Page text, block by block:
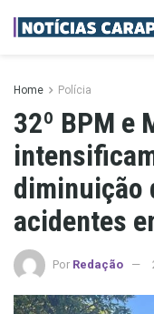
Home Polícia
32º BPM e
diminuição
acidentes
Por Redação